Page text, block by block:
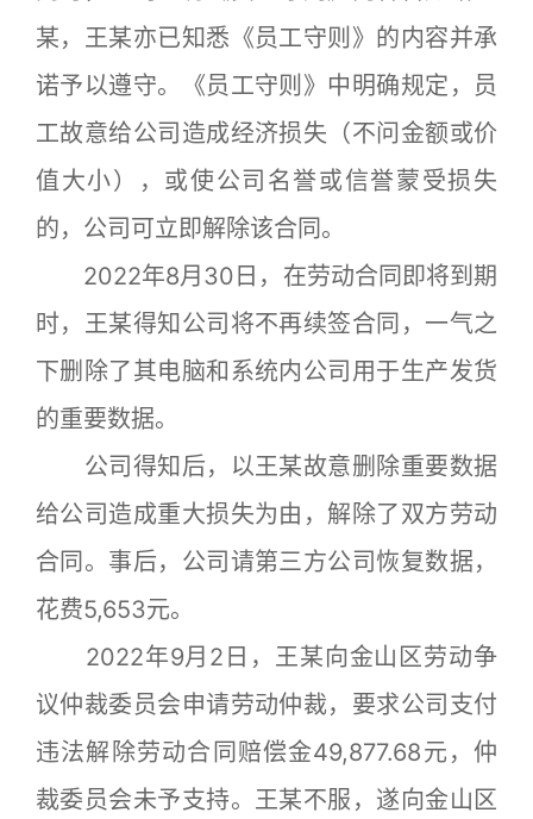
某，王某亦已知悉《员工守则》的内容并承
诺予以遵守。《员工守则》中明确规定，员
工故意给公司造成经济损失（不问金额或价
值大小），或使公司名誉或信誉蒙受损失
的，公司可立即解除该合同。
2022年8月30日，在劳动合同即将到期
时，王某得知公司将不再续签合同，一气之
下删除了其电脑和系统内公司用于生产发货
的重要数据。
公司得知后，以王某故意删除重要数据
给公司造成重大损失为由，解除了双方劳动
合同。事后，公司请第三方公司恢复数据，
花费5,653元。
2022年9月2日，王某向金山区劳动争
议仲裁委员会申请劳动仲裁，要求公司支付
违法解除劳动合同赔偿金49,877.68元，仲
裁委员会未予支持。王某不服，遂向金山区